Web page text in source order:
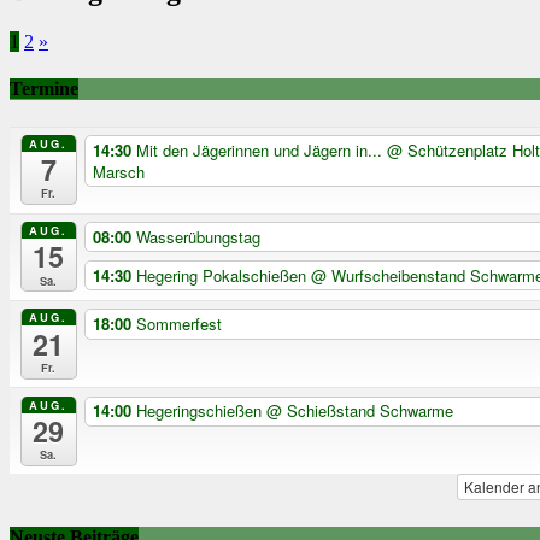
1 2 »
Termine
AUG.
7
Fr.
14:30 Mit den Jägerinnen und Jägern in... @ Schützenplatz
Marsch
AUG.
15
Sa.
08:00 Wasserübungstag
14:30 Hegering Pokalschießen @ Wurfscheibenstand
AUG.
21
Fr.
18:00 Sommerfest
AUG.
29
Sa.
14:00 Hegeringschießen @ Schießstand Schwarme
Kalender